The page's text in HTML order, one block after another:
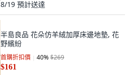
野繽紛
首購折扣價
$161
暫時缺貨